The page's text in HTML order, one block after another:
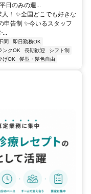
日のみの週...
！ ✨全国どこでも好きな
申告制 ✨今いるスタッフ
問
即日勤務OK
ンクOK 長期歓迎
シフト制
げOK 髪型・髪色自由